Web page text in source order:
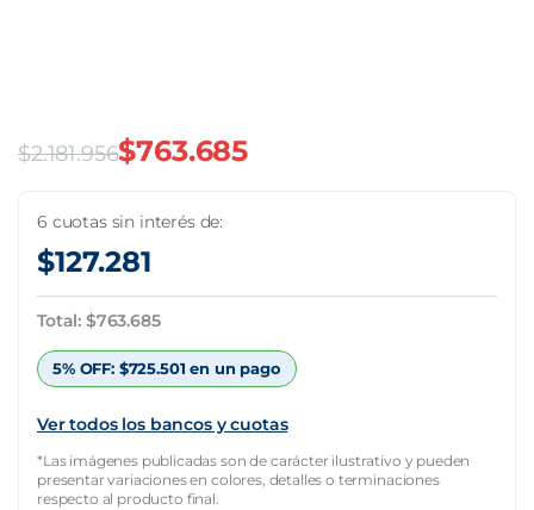
$2.181.956
precio
original
era:
$2.181.956.
$763.685
precio
actual
es:
$763.685.
6 cuotas sin interés de:
$127.281
Total: $763.685
5% OFF: $725.501 en un pago
Ver todos los bancos y cuotas
*Las imágenes publicadas son de carácter ilustrativo y pueden
presentar variaciones en colores, detalles o terminaciones
respecto al producto final.